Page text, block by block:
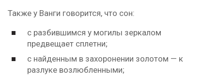
Также у Ванги говорится, что сон:
с разбившимся у могилы зеркалом
предвещает сплетни;
с найденным в захоронении золотом — к
разлуке возлюбленными;